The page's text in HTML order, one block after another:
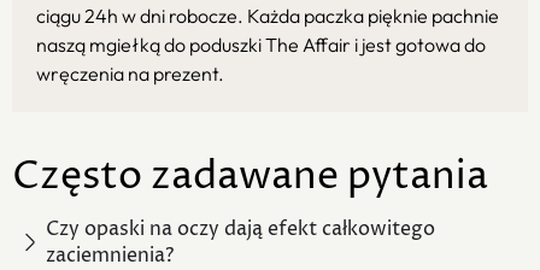
ciągu 24h w dni robocze. Każda paczka pięknie pachnie
naszą mgiełką do poduszki The Affair i jest gotowa do
wręczenia na prezent.
Często zadawane pytania
Czy opaski na oczy dają efekt całkowitego
zaciemnienia?